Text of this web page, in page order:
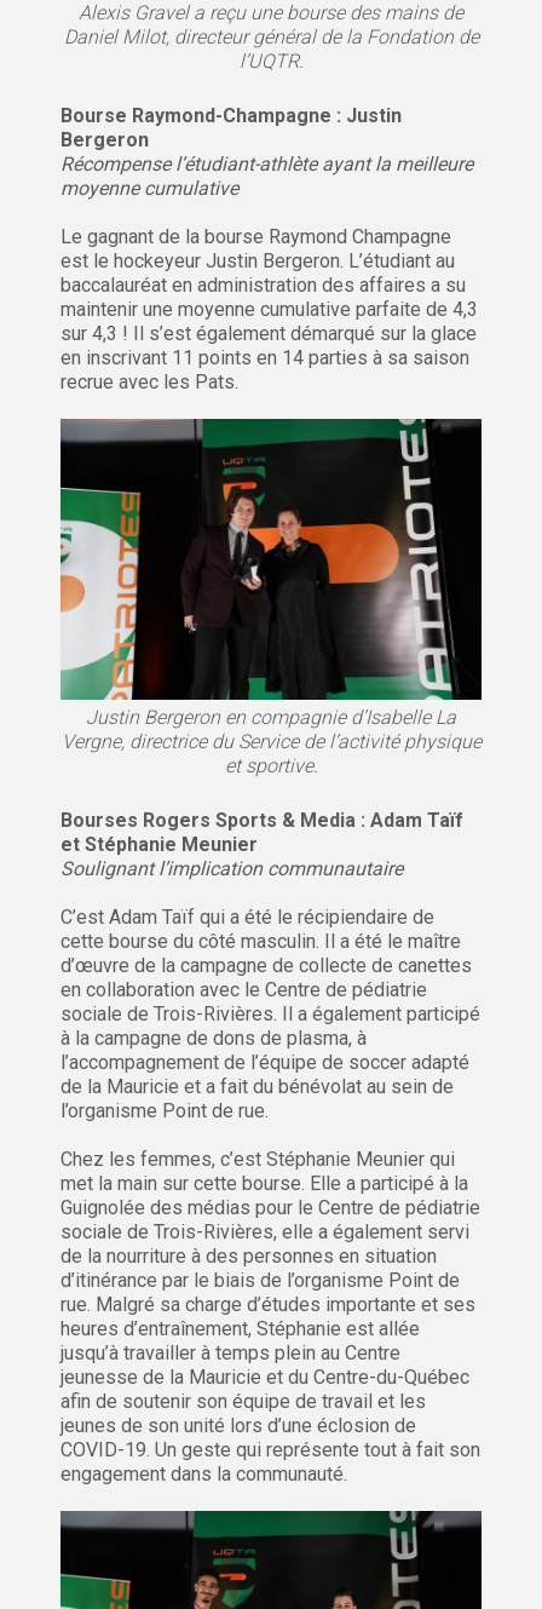
Alexis Gravel a reçu une bourse des mains de
Daniel Milot, directeur général de la Fondation de
l’UQTR.
Bourse Raymond-Champagne : Justin
Bergeron
Récompense l’étudiant-athlète ayant la meilleure
moyenne cumulative
Le gagnant de la bourse Raymond Champagne
est le hockeyeur Justin Bergeron. L’étudiant au
baccalauréat en administration des affaires a su
maintenir une moyenne cumulative parfaite de 4,3
sur 4,3 ! Il s’est également démarqué sur la glace
en inscrivant 11 points en 14 parties à sa saison
recrue avec les Pats.
Justin Bergeron en compagnie d’Isabelle La
Vergne, directrice du Service de l’activité physique
et sportive.
Bourses Rogers Sports & Media : Adam Taïf
et Stéphanie Meunier
Soulignant l’implication communautaire
C’est Adam Taïf qui a été le récipiendaire de
cette bourse du côté masculin. Il a été le maître
d’œuvre de la campagne de collecte de canettes
en collaboration avec le Centre de pédiatrie
sociale de Trois-Rivières. Il a également participé
à la campagne de dons de plasma, à
l’accompagnement de l’équipe de soccer adapté
de la Mauricie et a fait du bénévolat au sein de
l’organisme Point de rue.
Chez les femmes, c’est Stéphanie Meunier qui
met la main sur cette bourse. Elle a participé à la
Guignolée des médias pour le Centre de pédiatrie
sociale de Trois-Rivières, elle a également servi
de la nourriture à des personnes en situation
d’itinérance par le biais de l’organisme Point de
rue. Malgré sa charge d’études importante et ses
heures d’entraînement, Stéphanie est allée
jusqu’à travailler à temps plein au Centre
jeunesse de la Mauricie et du Centre-du-Québec
afin de soutenir son équipe de travail et les
jeunes de son unité lors d’une éclosion de
COVID-19. Un geste qui représente tout à fait son
engagement dans la communauté.